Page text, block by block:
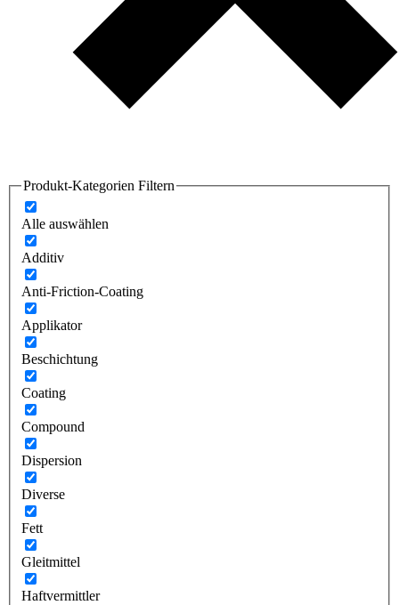
Produkt-Kategorien Filtern
Alle auswählen
Additiv
Anti-Friction-Coating
Applikator
Beschichtung
Coating
Compound
Dispersion
Diverse
Fett
Gleitmittel
Haftvermittler